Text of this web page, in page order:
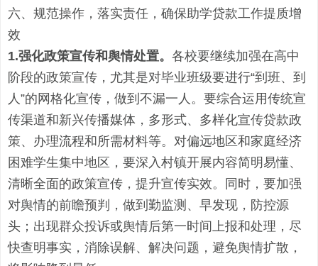
六、 规范操作，落实责任，确保助学贷款工作提质增
效
1.强化政策宣传和舆情处置。 各校要继续加强在高中
阶段的政策宣传，尤其是对毕业班级要进行“到班、到
人”的网格化宣传，做到不漏一人。要综合运用传统宣
传渠道和新兴传播媒体，多形式、多样化宣传贷款政
策、办理流程和所需材料等。对偏远地区和家庭经济
困难学生集中地区，要深入村镇开展内容简明易懂、
清晰全面的政策宣传，提升宣传实效。
同时，要加强
对舆情的前瞻预判， 做到勤监测 、 早发现 ， 防控源
头；出现群众投诉或舆情后第一时间 上报和处理， 尽
快查明事实，消除误解、解决问题，避免舆情扩散，